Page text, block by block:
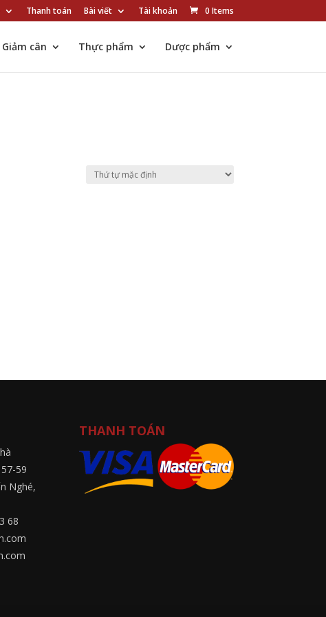
Thanh toán Bài viết Tài khoản 0 Items
Giảm cân Thực phẩm Dược phẩm
59
Nghé,
68
THANH TOÁN